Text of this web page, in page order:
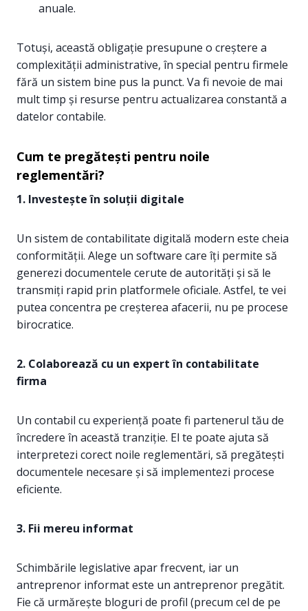
anuale.
Totuși, această obligație presupune o creștere a
complexității administrative, în special pentru firmele
fără un sistem bine pus la punct. Va fi nevoie de mai
mult timp și resurse pentru actualizarea constantă a
datelor contabile.
Cum te pregătești pentru noile
reglementări?
1. Investește în soluții digitale
Un sistem de contabilitate digitală modern este cheia
conformității. Alege un software care îți permite să
generezi documentele cerute de autorități și să le
transmiți rapid prin platformele oficiale. Astfel, te vei
putea concentra pe creșterea afacerii, nu pe procese
birocratice.
2. Colaborează cu un expert în contabilitate
firma
Un contabil cu experiență poate fi partenerul tău de
încredere în această tranziție. El te poate ajuta să
interpretezi corect noile reglementări, să pregătești
documentele necesare și să implementezi procese
eficiente.
3. Fii mereu informat
Schimbările legislative apar frecvent, iar un
antreprenor informat este un antreprenor pregătit.
Fie că urmărește bloguri de profil (precum cel de pe